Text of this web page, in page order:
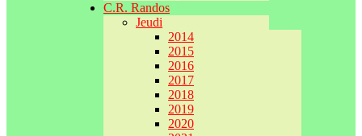
C.R. Randos
Jeudi
2014
2015
2016
2017
2018
2019
2020